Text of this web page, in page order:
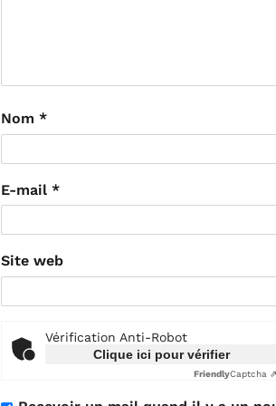
Nom *
E-mail *
Site web
Vérification Anti-Robot
Clique ici pour vérifier
FriendlyCaptcha ⇗